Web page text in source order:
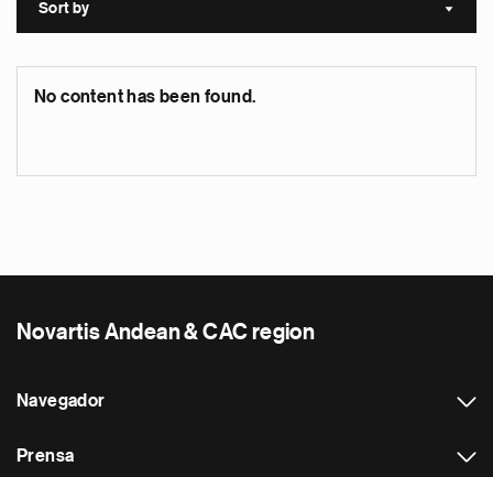
Sort by Sort
No content has been found.
Novartis Andean & CAC region
Navegador
Prensa